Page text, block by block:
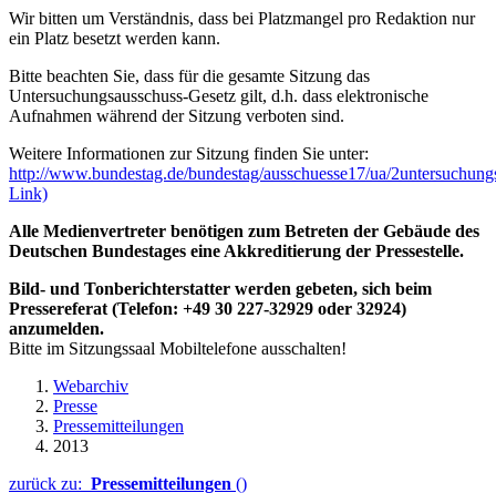
Wir bitten um Verständnis, dass bei Platzmangel pro Redaktion nur
ein Platz besetzt werden kann.
Bitte beachten Sie, dass für die gesamte Sitzung das
Untersuchungsausschuss-Gesetz gilt, d.h. dass elektronische
Aufnahmen während der Sitzung verboten sind.
Weitere Informationen zur Sitzung finden Sie unter:
http://www.bundestag.de/bundestag/ausschuesse17/ua/
Link)
Alle Medienvertreter benötigen zum Betreten der Gebäude des
Deutschen Bundestages eine Akkreditierung der Pressestelle.
Bild- und Tonberichterstatter werden gebeten, sich beim
Pressereferat (Telefon: +49 30 227-32929 oder 32924)
anzumelden.
Bitte im Sitzungssaal Mobiltelefone ausschalten!
Webarchiv
Presse
Pressemitteilungen
2013
zurück zu: Pressemitteilungen ()